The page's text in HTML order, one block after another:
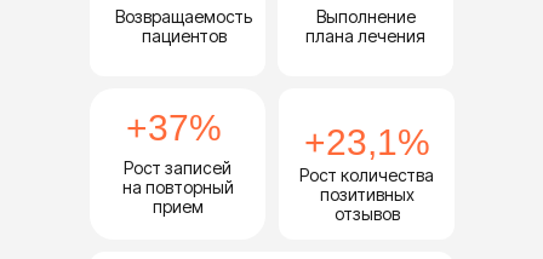
Возвращаемость
пациентов
Выполнение
плана лечения
+37%
Рост записей
на повторный
прием
+23,1%
Рост количества
позитивных
отзывов